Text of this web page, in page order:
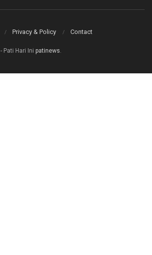
Privacy & Policy Contact
- Pati Hari Ini patinews.